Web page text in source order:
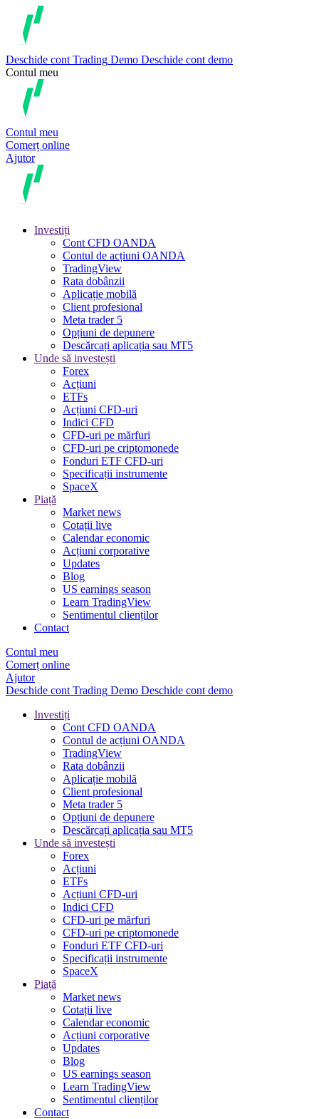
Deschide cont Trading Demo Deschide cont demo
Contul meu
Contul meu
Comerț online
Ajutor
Investiți
Cont CFD OANDA
Contul de acțiuni OANDA
TradingView
Rata dobânzii
Aplicație mobilă
Client profesional
Meta trader 5
Opțiuni de depunere
Descărcați aplicația sau MT5
Unde să investești
Forex
Acțiuni
ETFs
Acțiuni CFD-uri
Indici CFD
CFD-uri pe mărfuri
CFD-uri pe criptomonede
Fonduri ETF CFD-uri
Specificații instrumente
SpaceX
Piață
Market news
Cotații live
Calendar economic
Acțiuni corporative
Updates
Blog
US earnings season
Learn TradingView
Sentimentul clienților
Contact
Contul meu
Comerț online
Ajutor
Deschide cont Trading Demo Deschide cont demo
Investiți
Cont CFD OANDA
Contul de acțiuni OANDA
TradingView
Rata dobânzii
Aplicație mobilă
Client profesional
Meta trader 5
Opțiuni de depunere
Descărcați aplicația sau MT5
Unde să investești
Forex
Acțiuni
ETFs
Acțiuni CFD-uri
Indici CFD
CFD-uri pe mărfuri
CFD-uri pe criptomonede
Fonduri ETF CFD-uri
Specificații instrumente
SpaceX
Piață
Market news
Cotații live
Calendar economic
Acțiuni corporative
Updates
Blog
US earnings season
Learn TradingView
Sentimentul clienților
Contact